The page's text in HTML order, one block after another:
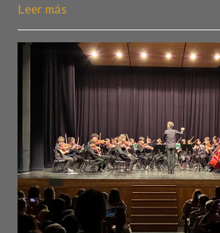
Leer más